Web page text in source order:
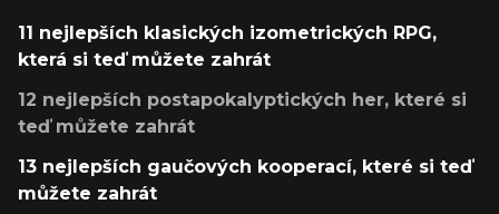
11 nejlepších klasických izometrických RPG,
která si teď můžete zahrát
12 nejlepších postapokalyptických her, které si
teď můžete zahrát
13 nejlepších gaučových kooperací, které si teď
můžete zahrát